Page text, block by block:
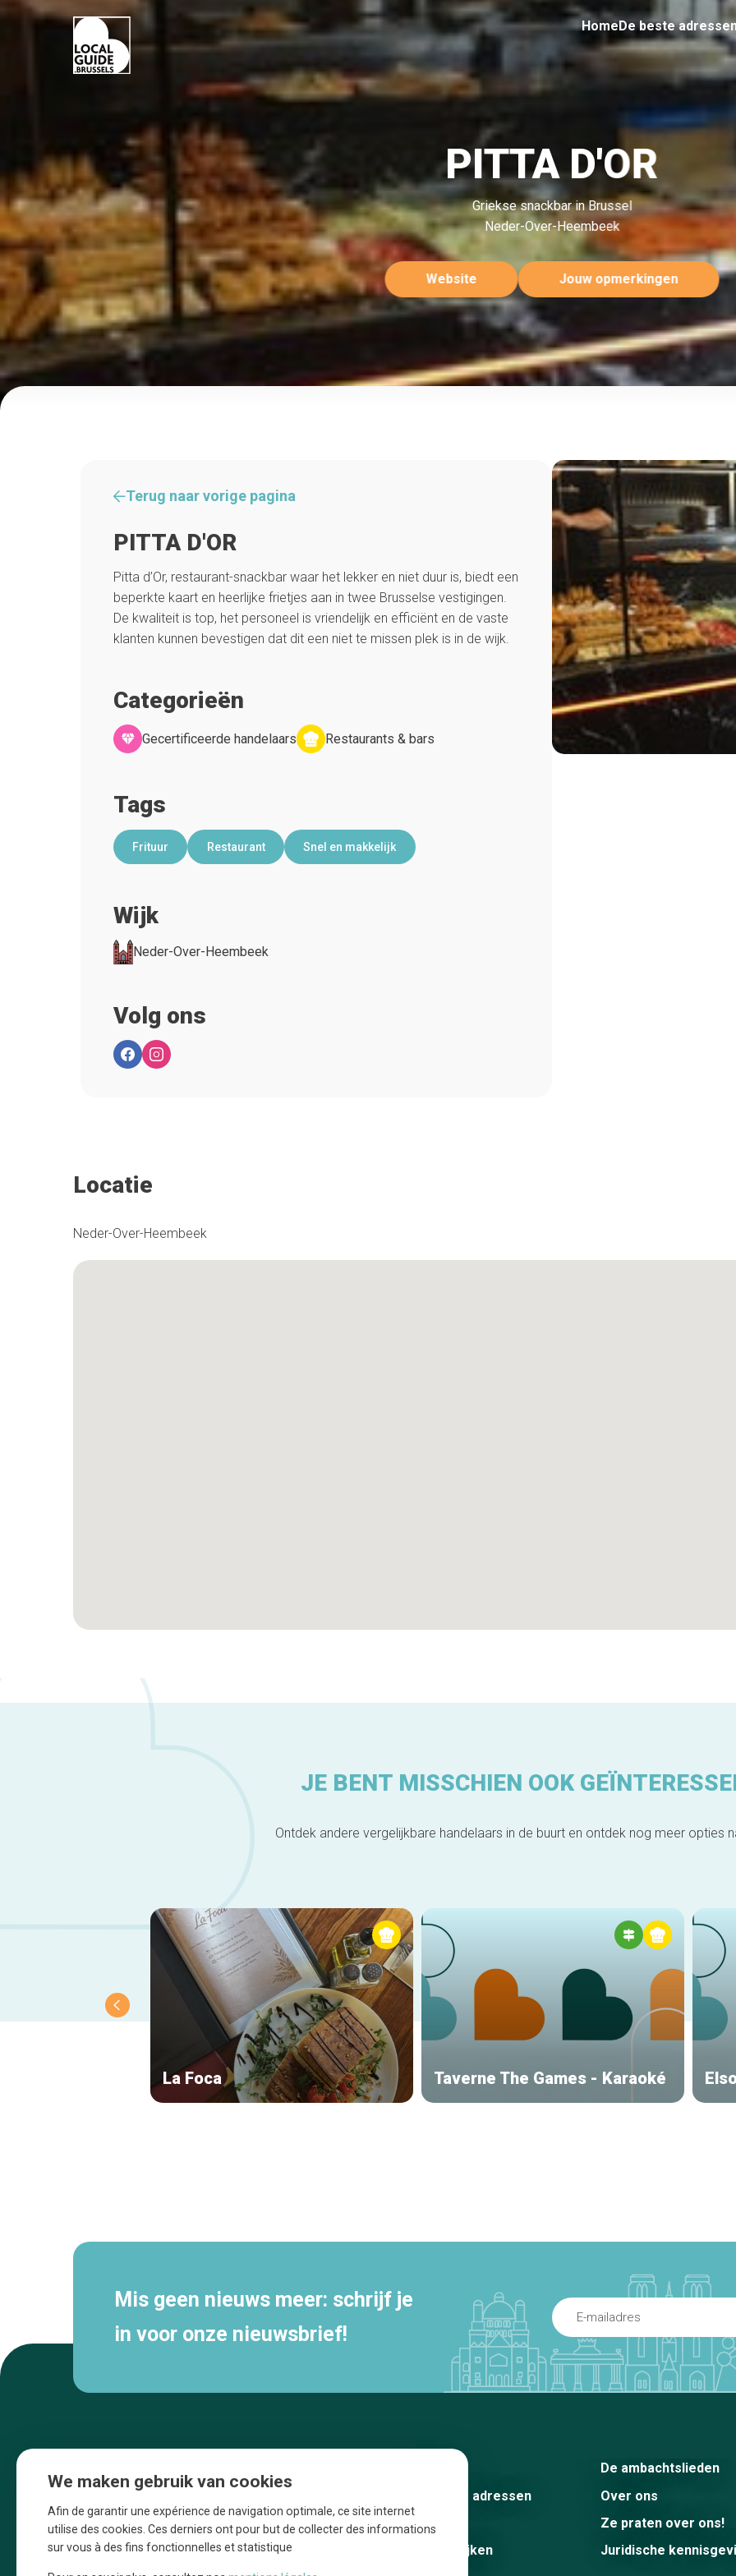
HomeDe beste
PITTA D'OR
Griekse snackbar in Brussel
Neder-Over-Heembeek
Website Jouw opmerkingen
Terug naar vorige pagina
PITTA D'OR
Pitta d’Or, restaurant-snackbar waar het lekker en niet duur is, biedt een
beperkte kaart en heerlijke frietjes aan in twee Brusselse vestigingen.
De kwaliteit is top, het personeel is vriendelijk en efficiënt en de vaste
klanten kunnen bevestigen dat dit een niet te missen plek is in de wijk.
Categorieën
Gecertificeerde handelaars Restaurants & bars
Tags
Frituur Restaurant Snel en makkelijk
Wijk
Neder-Over-Heembeek
Volg ons
Locatie
Neder-Over-Heembeek
JE BENT MISSCHIEN OOK
Ontdek andere vergelijkbare handelaars in de buurt en ontdek nog meer opties
La Foca Taverne The Games - Karaoké
Mis geen nieuws meer: schrijf je
in voor onze nieuwsbrief!
Une initiative d’Entreprendre Bruxelles pour
De beste adressen
Blog
Winkelwijken
De ambachtslieden
Over ons
Ze praten over ons!
Juridische
We maken gebruik van cookies
Afin de garantir une expérience de navigation optimale, ce site internet
utilise des cookies. Ces derniers ont pour but de collecter des informations
sur vous à des fins fonctionnelles et statistique